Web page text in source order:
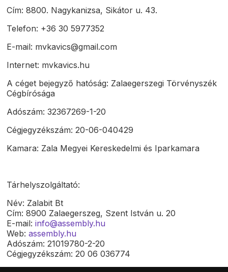
Cím: 8800. Nagykanizsa, Sikátor u. 43.
Telefon: +36 30 5977352
E-mail: mvkavics@gmail.com
Internet: mvkavics.hu
A céget bejegyző hatóság: Zalaegerszegi Törvényszék
Cégbírósága
Adószám: 32367269-1-20
Cégjegyzékszám: 20-06-040429
Kamara: Zala Megyei Kereskedelmi és Iparkamara
Tárhelyszolgáltató:
Név: Zalabit Bt
Cím: 8900 Zalaegerszeg, Szent István u. 20
E-mail:info@assembly.hu
Web:assembly.hu
Adószám: 21019780-2-20
Cégjegyzékszám: 20 06 036774